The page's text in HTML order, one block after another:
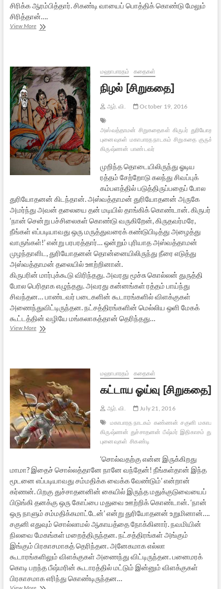
சிரிக்க ஆரம்பித்தார். சிகண்டி வாயைப் பொத்திக் கொண்டு மேலும்
சிரித்தான்….
View Moreபுருஷ
மஹாபாரதம் கதைகள்
நிழல் [சிறுகதை]
ஆர். வி. October 19, 2016
அஸ்வத்தாமன் சிறுகதைகள் கிருபர்
புனைவுகள் மகாபாரத நாடகம் சிறுகதை
கிருஷ்ணன் பாண்டவர்
முறிந்த தொடையிலிருந்து ஓடிய
ரத்தம் சேற்றோடு கலந்து சிவப்புக்
கம்பளத்தில் படுத்திருப்பதைப் போல
துரியோதனன் கிடந்தான். அஸ்வத்தாமன் துரியோதனன் அருகே
அமர்ந்து அவன் தலையை தன் மடியில் தாங்கிக் கொண்டான். கிருபர்
‘நான் சென்று பச்சிலைகள் கொண்டு வருகிறேன், கிருதவர்மரே,
நீங்கள் எப்படியாவது ஒரு மருத்துவரைக் கண்டுபிடித்து அழைத்து
வாருங்கள்!’ என்று பரபரத்தார்… ஒன்றும் புரியாத அஸ்வத்தாமன்
முழந்தாளிட, துரியோதனன் தொன்னையிலிருந்து நீரை எடுத்து
அஸ்வத்தாமன் தலையில் ஊற்றினான்.
கிருபரின் மார்புக்கூடு விரிந்தது. அவரது மூச்சு கொல்லன் துருத்தி
போல பெரிதாக எழுந்தது. அவரது கன்னங்கள் ரத்தம் பாய்ந்து
சிவந்தன… பாண்டவர் படைகளின் கூடாரங்களில் விளக்குகள்
அணைந்துவிட்டிருந்தன. நட்சத்திரங்களின் மெல்லிய ஒளி மேகக்
கூட்டத்தின் வழியே மங்கலாகத்தான் தெரிந்தது…
View Moreநிழல்
மஹாபாரதம் கதைகள்
கட்டாய ஓய்வு [சிறுகதை]
ஆர். வி.
July 21, 2016
மகாபாரத நாடகம் கண்ணன் சகுனி
கிருஷ்ணன் துச்சாதனன் பீஷ்மர் இதிகாசம்
புனைவுகள் சிகண்டி
‘சொல்வதற்கு என்ன இருக்கிறது
மாமா? இதைச் சொல்லத்தானே நானே வந்தேன்! நீங்கள்தான் இந்த
மூடனை எப்படியாவது சம்மதிக்க வைக்க வேண்டும்’ என்றான்
கர்ணன். பிறகு துச்சாதனனின் கையில் இருந்த மதுக்குடுவையைப்
பிடுங்கி தனக்கு ஒரு கோப்பை மதுவை ஊற்றிக் கொண்டான். ‘நான்
ஒரு நாளும் சம்மதிக்கமாட்டேன்’ என்று துரியோதனன் உறுமினான்….
சகுனி எதுவும் சொல்லாமல் ஆகாயத்தை நோக்கினார். நவமியின்
நிலவை மேகங்கள் மறைத்திருந்தன. நட்சத்திரங்கள் அங்கும்
இங்கும் பிரகாசமாகத் தெரிந்தன. அனேகமாக எல்லா
கூடாரங்களிலும் விளக்குகள் அணைந்து விட்டிருந்தன. பனைமரக்
கொடி பறந்த பீஷ்மரின் கூடாரத்தில் மட்டும் இன்னும் விளக்குகள்
பிரகாசமாக எரிந்து கொண்டிருந்தன…
கட்டாய